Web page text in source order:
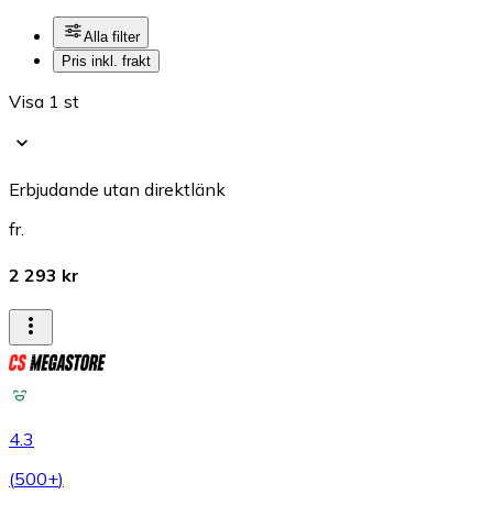
Alla filter
Pris inkl. frakt
Visa 1 st
Erbjudande utan direktlänk
fr.
2 293 kr
4.3
(500+)